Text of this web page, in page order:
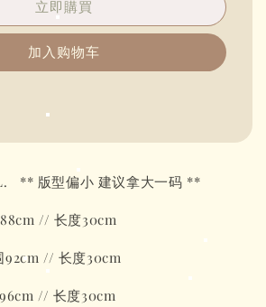
立即購買
加入购物车
** 版型偏小 建议拿大一码 **
// 长度30cm
// 长度30cm
// 长度30cm